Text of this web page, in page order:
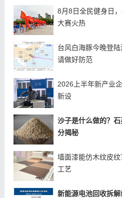
8月8日全民健身日
大赛火热
台风白海豚今晚登陆
请做好防范
2026上半年新产业
新设
沙子是什么做的？
分揭秘
墙面漆能仿木纹皮
工艺
新能源电池回收拆